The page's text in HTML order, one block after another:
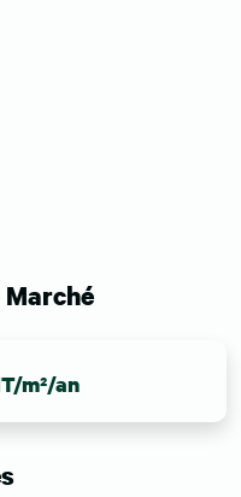
m²/an